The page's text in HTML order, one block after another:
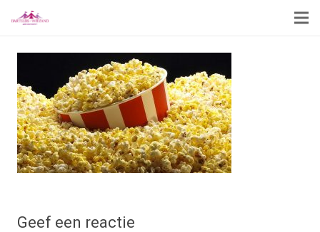
Geef een reactie